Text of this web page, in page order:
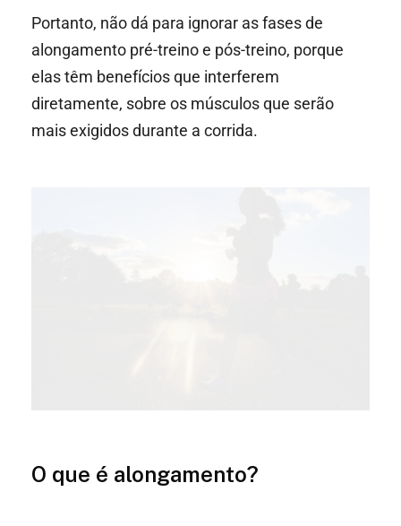
Portanto, não dá para ignorar as fases de
alongamento pré-treino e pós-treino, porque
elas têm benefícios que interferem
diretamente, sobre os músculos que serão
mais exigidos durante a corrida.
O que é alongamento?